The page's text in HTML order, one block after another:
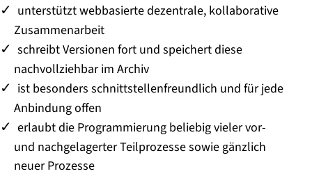
unterstützt webbasierte dezentrale, kollaborative
Zusammenarbeit
schreibt Versionen fort und speichert diese
nachvollziehbar im Archiv
ist besonders schnittstellenfreundlich und für jede
Anbindung offen
erlaubt die Programmierung beliebig vieler vor-
und nachgelagerter Teilprozesse sowie gänzlich
neuer Prozesse